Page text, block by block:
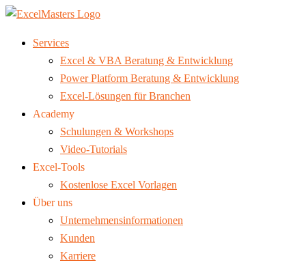
Services
Excel & VBA Beratung & Entwicklung
Power Platform Beratung & Entwicklung
Excel-Lösungen für Branchen
Academy
Schulungen & Workshops
Video-Tutorials
Excel-Tools
Kostenlose Excel Vorlagen
Über uns
Unternehmensinformationen
Kunden
Karriere